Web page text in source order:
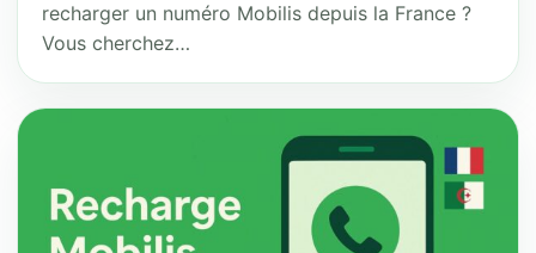
recharger un numéro Mobilis depuis la France ?
Vous cherchez…